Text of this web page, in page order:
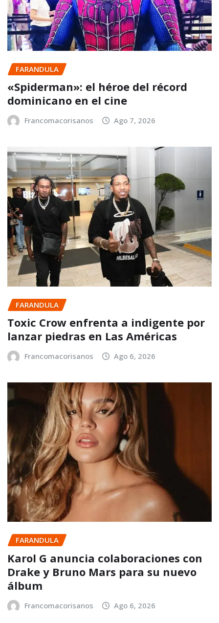
FARANDULA
«Spiderman»: el héroe del récord
dominicano en el cine
Francomacorisanos Ago 7, 2026
FARANDULA
Toxic Crow enfrenta a indigente por
lanzar piedras en Las Américas
Francomacorisanos Ago 6, 2026
FARANDULA
Karol G anuncia colaboraciones con
Drake y Bruno Mars para su nuevo
álbum
Francomacorisanos Ago 6, 2026